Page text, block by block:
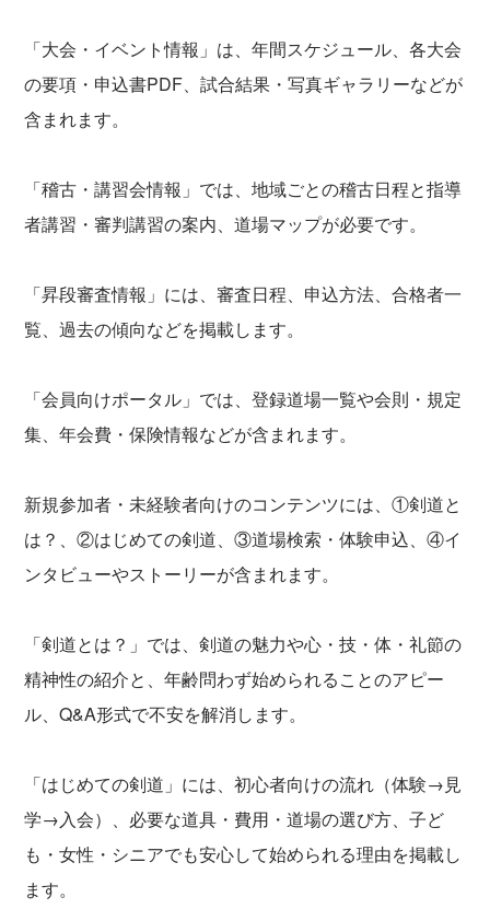
「大会・イベント情報」は、年間スケジュール、各大会
の要項・申込書PDF、試合結果・写真ギャラリーなどが
含まれます。
「稽古・講習会情報」では、地域ごとの稽古日程と指導
者講習・審判講習の案内、道場マップが必要です。
「昇段審査情報」には、審査日程、申込方法、合格者一
覧、過去の傾向などを掲載します。
「会員向けポータル」では、登録道場一覧や会則・規定
集、年会費・保険情報などが含まれます。
新規参加者・未経験者向けのコンテンツには、①剣道と
は？、②はじめての剣道、③道場検索・体験申込、④イ
ンタビューやストーリーが含まれます。
「剣道とは？」では、剣道の魅力や心・技・体・礼節の
精神性の紹介と、年齢問わず始められることのアピー
ル、Q&A形式で不安を解消します。
「はじめての剣道」には、初心者向けの流れ（体験→見
学→入会）、必要な道具・費用・道場の選び方、子ど
も・女性・シニアでも安心して始められる理由を掲載し
ます。